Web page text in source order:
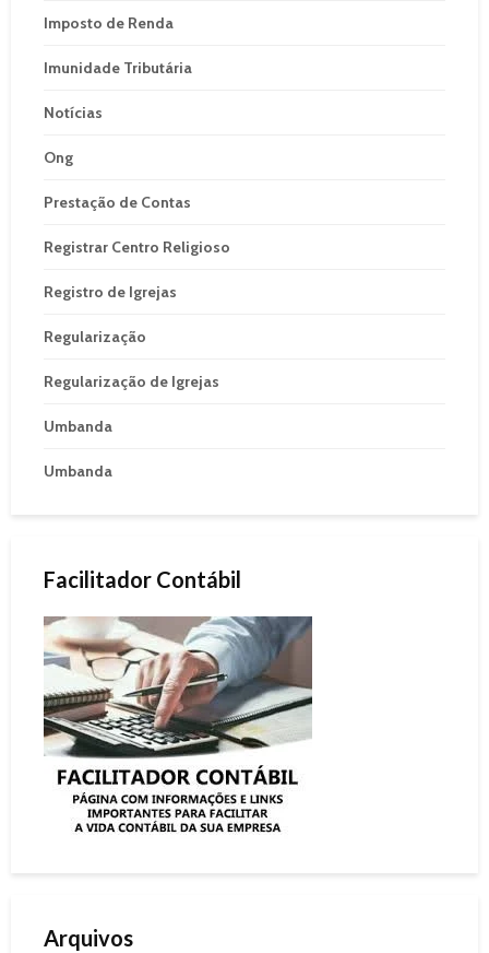
Imposto de Renda
Imunidade Tributária
Notícias
Ong
Prestação de Contas
Registrar Centro Religioso
Registro de Igrejas
Regularização
Regularização de Igrejas
Umbanda
Umbanda
Facilitador Contábil
Arquivos